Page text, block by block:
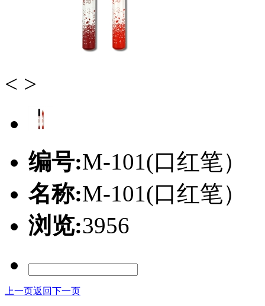
< >
编号:M-101(口红笔）
名称:M-101(口红笔）
浏览:3956
上一页返回下一页